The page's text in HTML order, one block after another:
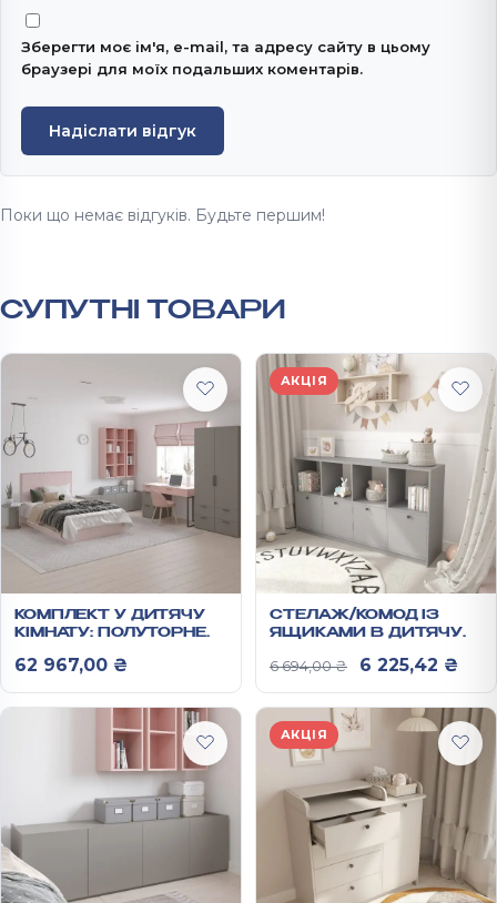
Зберегти моє ім'я, e-mail, та адресу сайту в цьому
браузері для моїх подальших коментарів.
Надіслати відгук
Поки що немає відгуків. Будьте першим!
СУПУТНІ ТОВАРИ
КОМПЛЕКТ У ДИТЯЧУ
КІМНАТУ: ПОЛУТОРНЕ
ЖУРНАЛЬНИЙ
НАВІСНА ПОЛИЦЯ/
АНХЕЛЬ №3
62 967,00 ₴
АКЦІЯ
СТЕЛАЖ/КОМОД ІЗ
ЯЩИКАМИ В ДИТЯЧУ
6 694,00₴ Оригінальна
6 225,42 ₴
АКЦІЯ